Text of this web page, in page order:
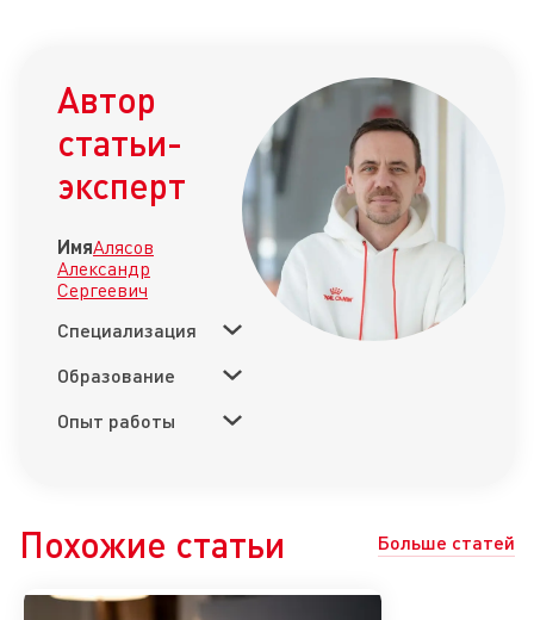
Автор
статьи-
эксперт
ИмяАлясов
Александр
Сергеевич
Специализация
Образование
Опыт работы
Похожие статьи Больше статей